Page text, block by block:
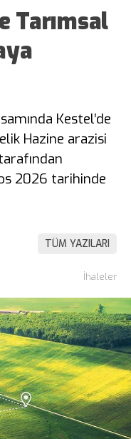
Tarımsal
Kestel’de
Hazine arazisi
2026 tarihinde
TÜM YAZILARI
İhaleler